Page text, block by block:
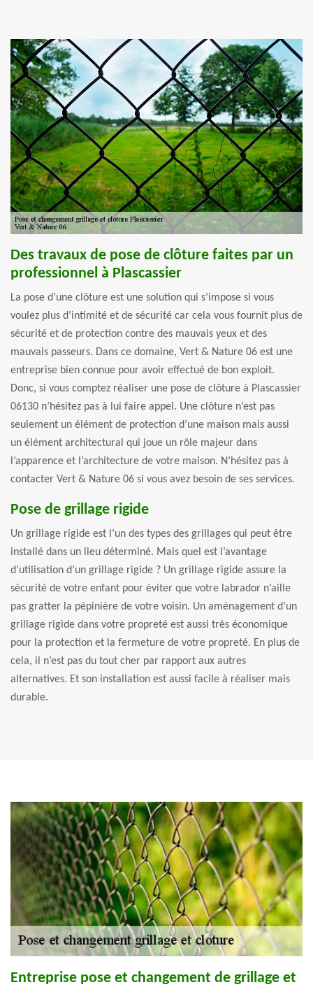
Des travaux de pose de clôture faites par un
professionnel à Plascassier
La pose d’une clôture est une solution qui s’impose si vous
voulez plus d’intimité et de sécurité car cela vous fournit plus de
sécurité et de protection contre des mauvais yeux et des
mauvais passeurs. Dans ce domaine, Vert & Nature 06 est une
entreprise bien connue pour avoir effectué de bon exploit.
Donc, si vous comptez réaliser une pose de clôture à Plascassier
06130 n’hésitez pas à lui faire appel. Une clôture n’est pas
seulement un élément de protection d’une maison mais aussi
un élément architectural qui joue un rôle majeur dans
l’apparence et l’architecture de votre maison. N’hésitez pas à
contacter Vert & Nature 06 si vous avez besoin de ses services.
Pose de grillage rigide
Un grillage rigide est l’un des types des grillages qui peut être
installé dans un lieu déterminé. Mais quel est l’avantage
d’utilisation d’un grillage rigide ? Un grillage rigide assure la
sécurité de votre enfant pour éviter que votre labrador n’aille
pas gratter la pépinière de votre voisin. Un aménagement d’un
grillage rigide dans votre propreté est aussi très économique
pour la protection et la fermeture de votre propreté. En plus de
cela, il n’est pas du tout cher par rapport aux autres
alternatives. Et son installation est aussi facile à réaliser mais
durable.
Entreprise pose et changement de grillage et